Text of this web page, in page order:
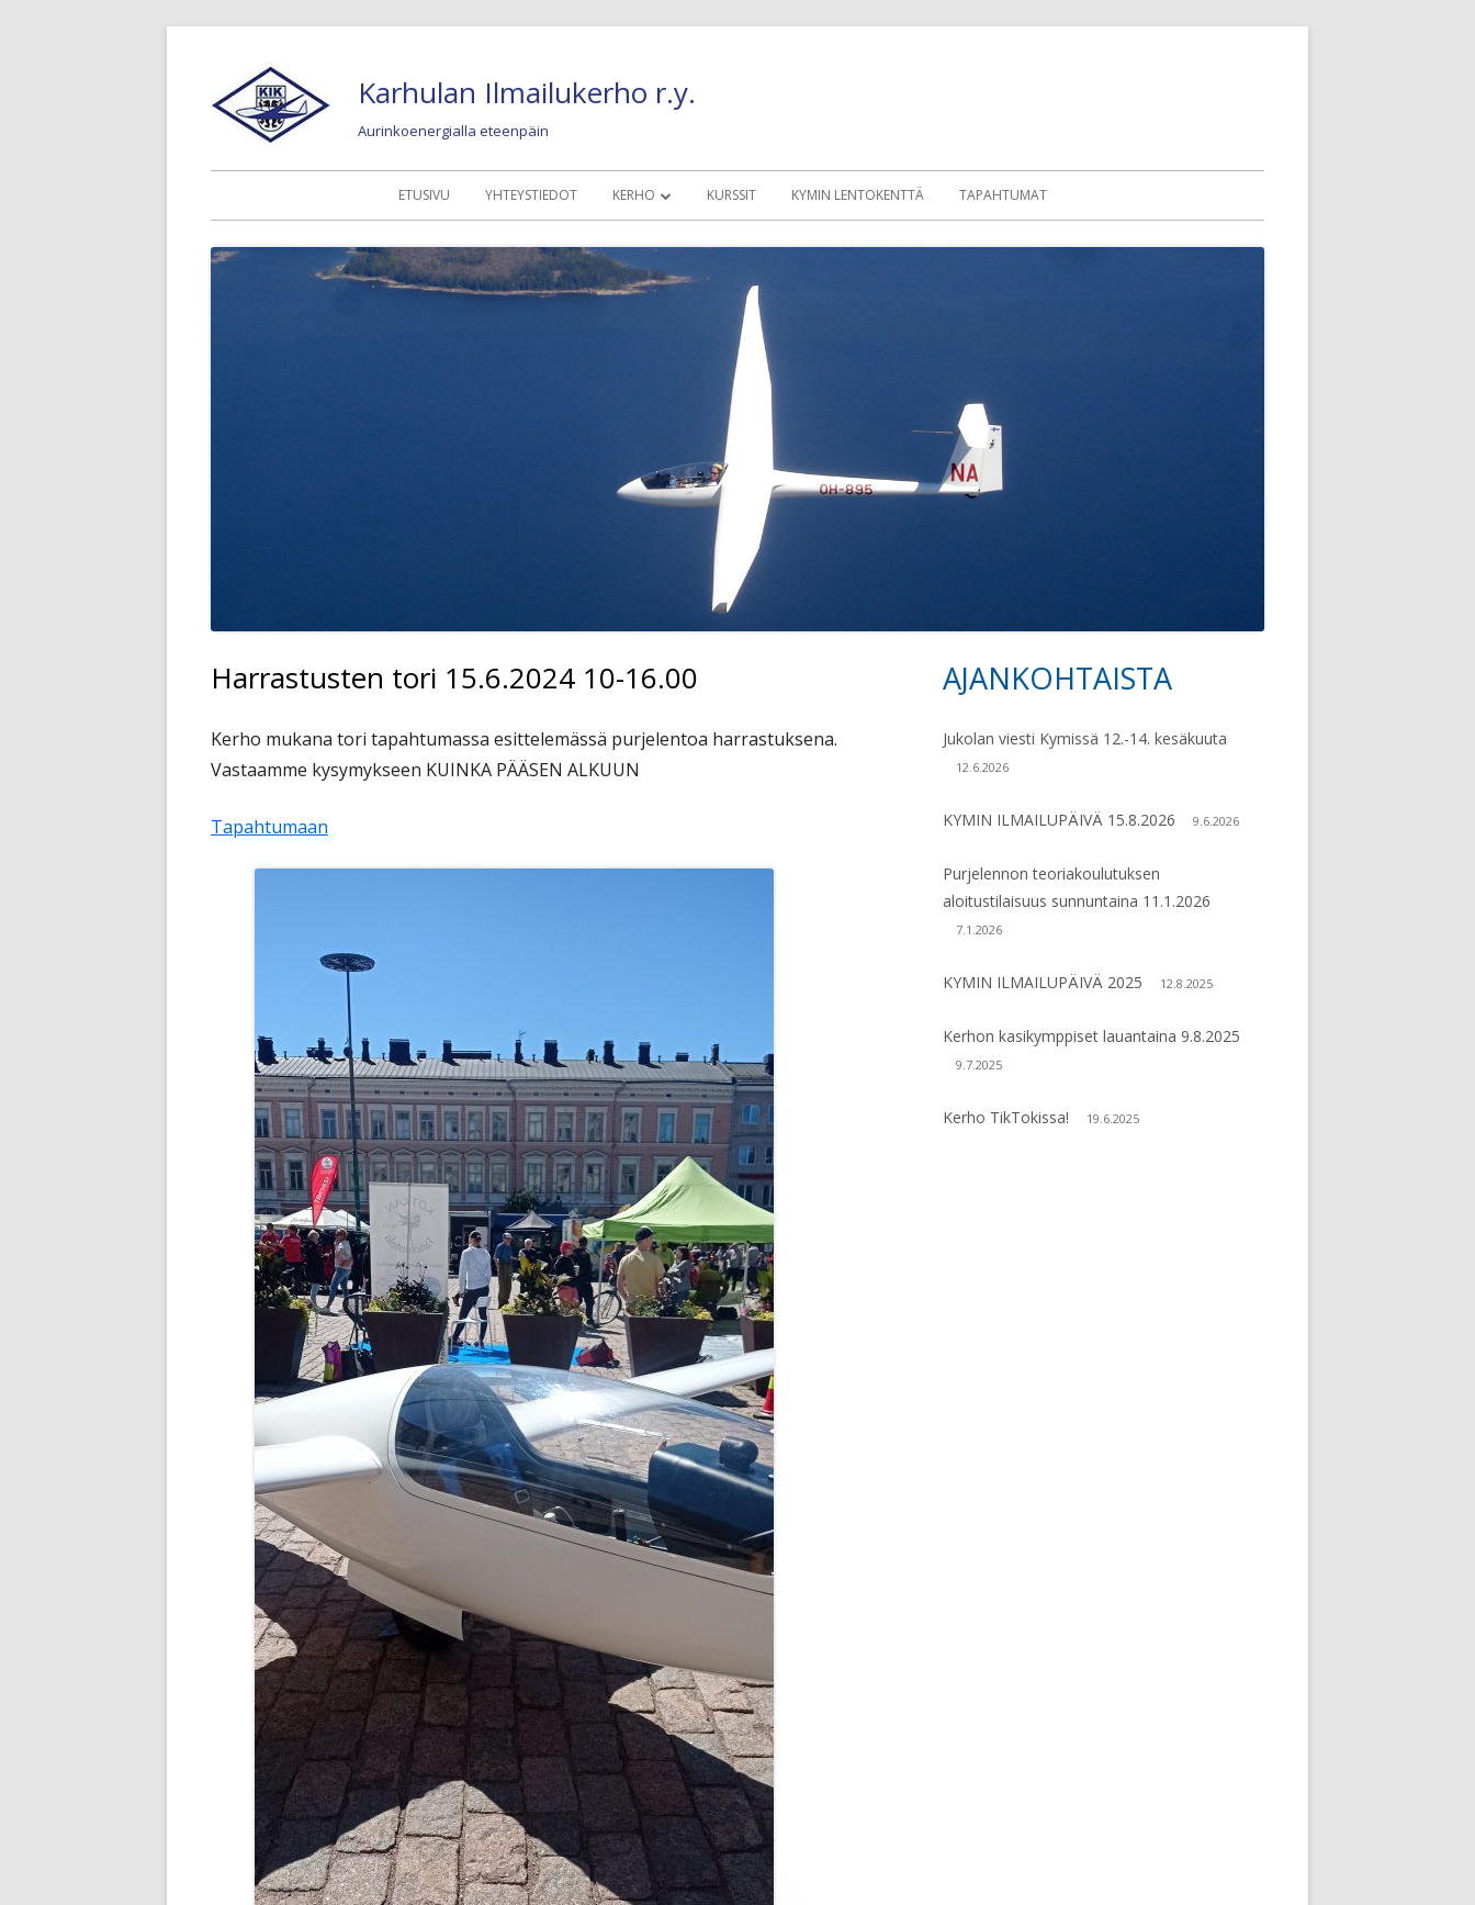
Karhulan Ilmailukerho r.y.
Aurinkoenergialla eteenpäin
valikko
ETUSIVU YHTEYSTIEDOT KERHO
KERHOLAISILLE
KONEET 1945 – 1959
KONEET 1960 – 1969
HISTORIAA JA NOSTALGIAA
HYÖTYLINKIT
KURSSIT KYMIN LENTOKENTTÄ TAPAHTUMAT
ARKISTO
Harrastusten tori 15.6.2024 10-16.00
Kerho mukana tori tapahtumassa esittelemässä purjelentoa harrastuksena.
Vastaamme kysymykseen KUINKA PÄÄSEN ALKUUN
Tapahtumaan
Sivupalkki
AJANKOHTAISTA
Jukolan viesti Kymissä 12.-14. kesäkuuta
12.6.2026
KYMIN ILMAILUPÄIVÄ 15.8.2026 9.6.2026
Purjelennon teoriakoulutuksen
aloitustilaisuus sunnuntaina 11.1.2026
7.1.2026
KYMIN ILMAILUPÄIVÄ 2025 12.8.2025
Kerhon kasikymppiset lauantaina 9.8.2025
9.7.2025
Kerho TikTokissa! 19.6.2025